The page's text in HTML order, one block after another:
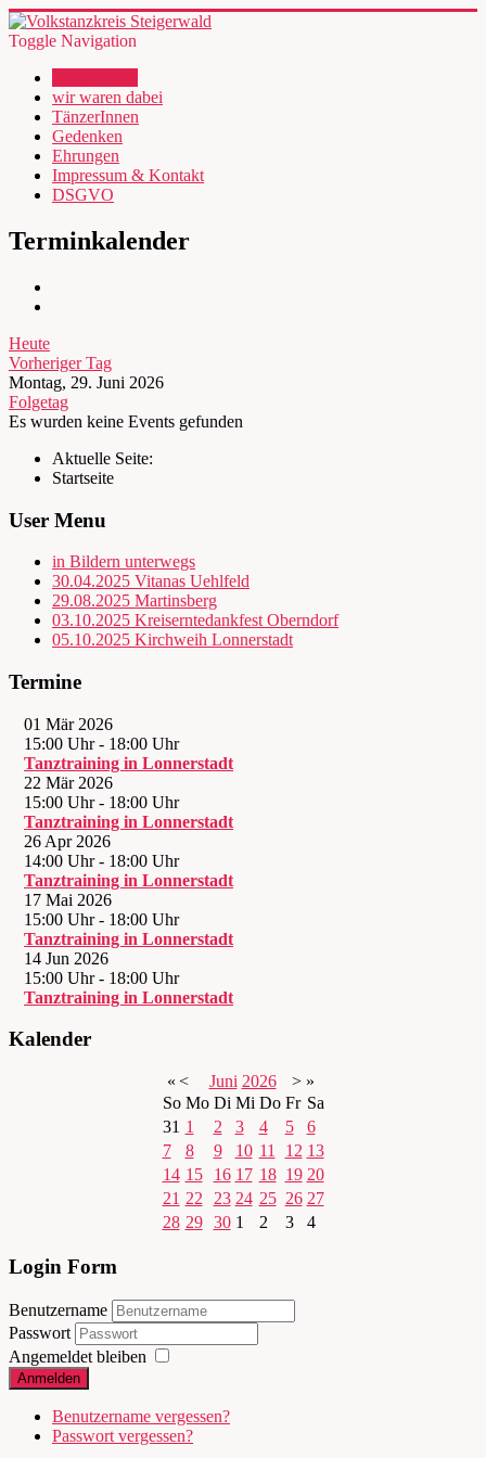
Toggle Navigation
wir waren dabei
TänzerInnen
Gedenken
Ehrungen
Impressum & Kontakt
DSGVO
Terminkalender
Heute
Vorheriger Tag
Montag, 29. Juni 2026
Folgetag
Es wurden keine Events gefunden
Aktuelle Seite:
Startseite
User Menu
in Bildern unterwegs
30.04.2025 Vitanas Uehlfeld
29.08.2025 Martinsberg
03.10.2025 Kreiserntedankfest Oberndorf
05.10.2025 Kirchweih Lonnerstadt
Termine
01 Mär 2026
15:00 Uhr- 18:00 Uhr
Tanztraining in Lonnerstadt
22 Mär 2026
15:00 Uhr- 18:00 Uhr
Tanztraining in Lonnerstadt
26 Apr 2026
14:00 Uhr- 18:00 Uhr
Tanztraining in Lonnerstadt
17 Mai 2026
15:00 Uhr- 18:00 Uhr
Tanztraining in Lonnerstadt
14 Jun 2026
15:00 Uhr- 18:00 Uhr
Tanztraining in Lonnerstadt
Kalender
« < Juni 2026 > »
So Mo Di Mi Do Fr Sa
31 1 2 3 4 5
6
7
8 9 10 11 12 13
14 15 16 17 18 19 20
21 22 23 24 25 26 27
28 29 30 1 2 3 4
Login Form
Benutzername
Passwort
Angemeldet bleiben
Anmelden
Benutzername vergessen?
Passwort vergessen?